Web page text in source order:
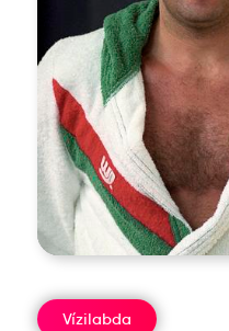
Vízilabda